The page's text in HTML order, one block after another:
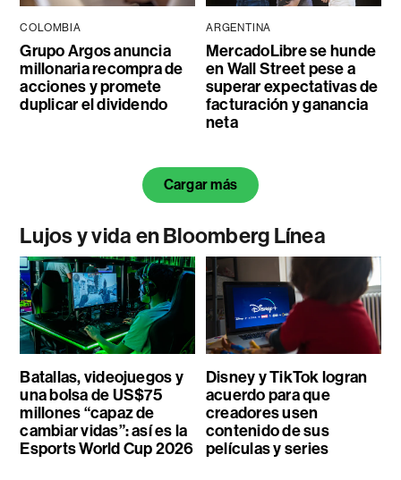
COLOMBIA
Grupo Argos anuncia
millonaria recompra de
acciones y promete
duplicar el dividendo
ARGENTINA
MercadoLibre se hunde
en Wall Street pese a
superar expectativas de
facturación y ganancia
neta
Cargar más
Lujos y vida en Bloomberg Línea
Batallas, videojuegos y
una bolsa de US$75
millones “capaz de
cambiar vidas”: así es la
Esports World Cup 2026
Disney y TikTok logran
acuerdo para que
creadores usen
contenido de sus
películas y series